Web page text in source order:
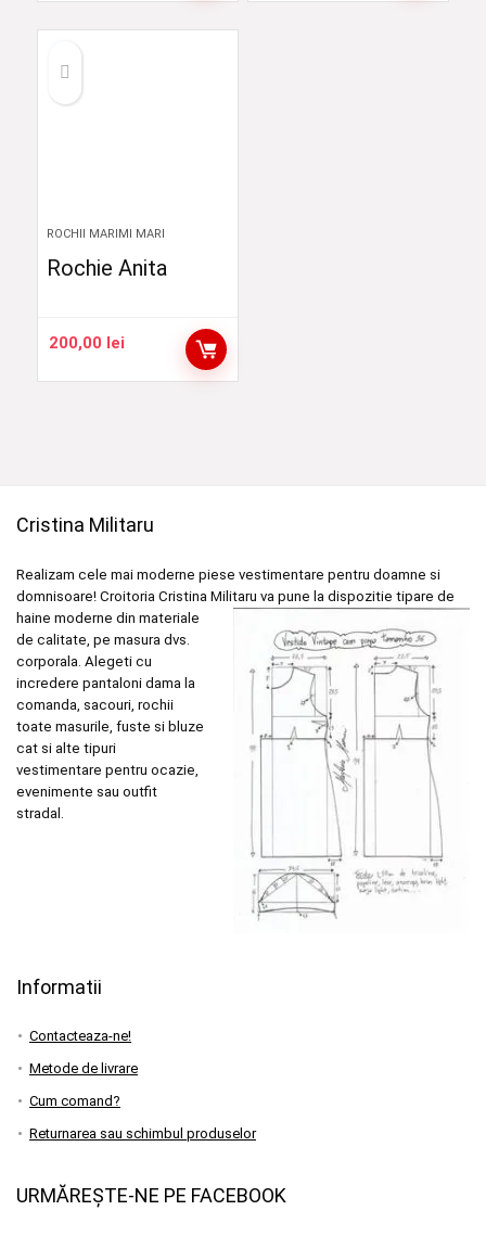
ROCHII MARIMI MARI
Rochie Anita
200,00 lei
Cristina Militaru
Realizam cele mai moderne piese vestimentare pentru doamne si
domnisoare! Croitoria Cristina Militaru va pune la dispozitie tipare de
haine moderne din materiale
de calitate, pe masura dvs.
corporala. Alegeti cu
incredere pantaloni dama la
comanda, sacouri, rochii
toate masurile, fuste si bluze
cat si alte tipuri
vestimentare pentru ocazie,
evenimente sau outfit
stradal.
Informatii
Contacteaza-ne!
Metode de livrare
Cum comand?
Returnarea sau schimbul produselor
URMĂREȘTE-NE PE FACEBOOK